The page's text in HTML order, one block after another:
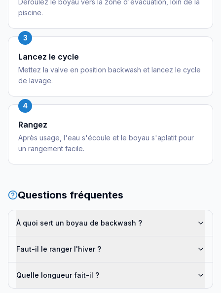
Déroulez le boyau vers la zone d'évacuation, loin de la
piscine.
3
Lancez le cycle
Mettez la valve en position backwash et lancez le cycle
de lavage.
4
Rangez
Après usage, l'eau s'écoule et le boyau s'aplatit pour
un rangement facile.
Questions fréquentes
À quoi sert un boyau de backwash ?
Faut-il le ranger l'hiver ?
Quelle longueur fait-il ?